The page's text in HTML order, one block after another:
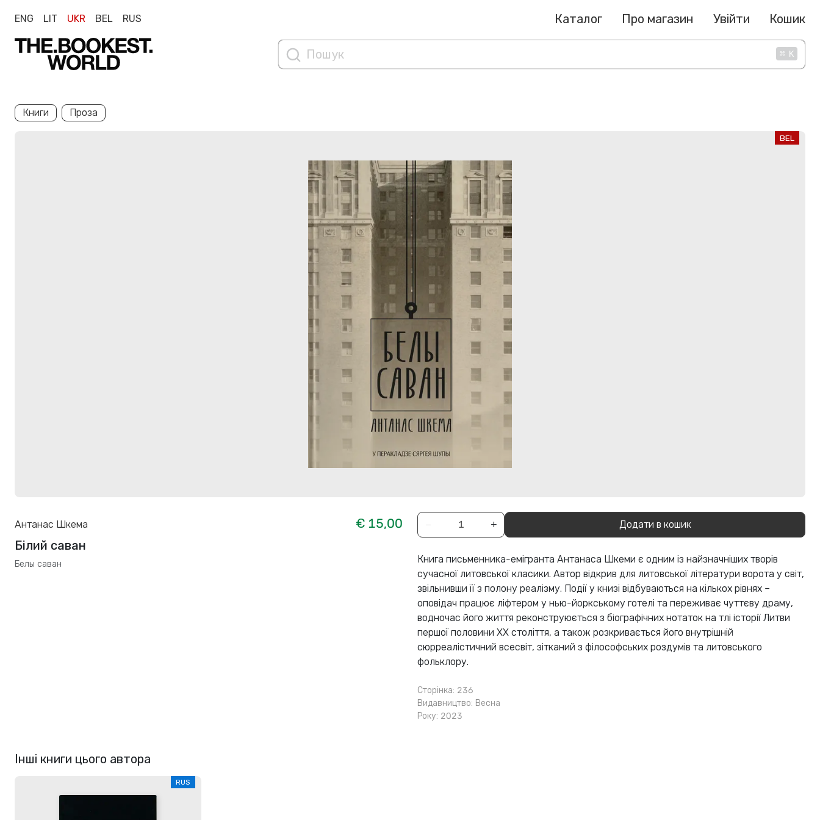
ENG LIT UKR BEL RUS Каталог Про магазин Увійти Кошик
⌘ K
Книги Проза
BEL
Антанас Шкема
€ 15,00
Білий саван
Белы саван
− + Додати в кошик
Книга письменника-емігранта Антанаса Шкеми є одним із найзначніших творів
сучасної литовської класики. Автор відкрив для литовської літератури ворота у світ,
звільнивши її з полону реалізму. Події у книзі відбуваються на кількох рівнях –
оповідач працює ліфтером у нью-йоркському готелі та переживає чуттєву драму,
водночас його життя реконструюється з біографічних нотаток на тлі історії Литви
першої половини XX століття, а також розкривається його внутрішній
сюрреалістичний всесвіт, зітканий з філософських роздумів та литовського
фольклору.
Сторінка: 236
Видавництво: Весна
Року: 2023
Інші книги цього автора
RUS